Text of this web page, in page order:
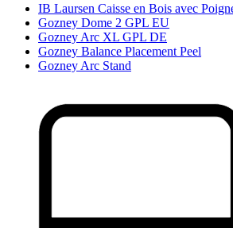
IB Laursen Caisse en Bois avec
Gozney Dome 2 GPL EU
Gozney Arc XL GPL DE
Gozney Balance Placement Peel
Gozney Arc Stand